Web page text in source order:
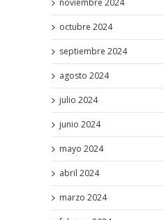
octubre 2024
septiembre 2024
agosto 2024
julio 2024
junio 2024
mayo 2024
abril 2024
marzo 2024